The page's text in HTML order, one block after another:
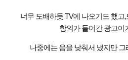
너무 도배하듯TV에 나오기도 했고,
항의가 들어간 광고이
나중에는 음을 낮춰서 냈지만